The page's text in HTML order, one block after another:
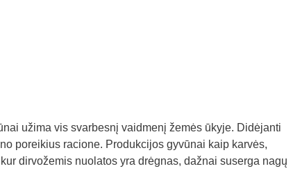
užima vis svarbesnį vaidmenį žemės ūkyje. Didėjanti
poreikius racione. Produkcijos gyvūnai kaip karvės,
dirvožemis nuolatos yra drėgnas, dažnai suserga nagų